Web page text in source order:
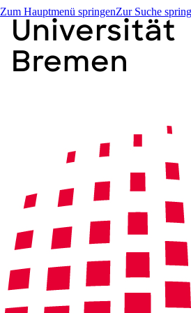
Zum Hauptmenü springenZur Suche